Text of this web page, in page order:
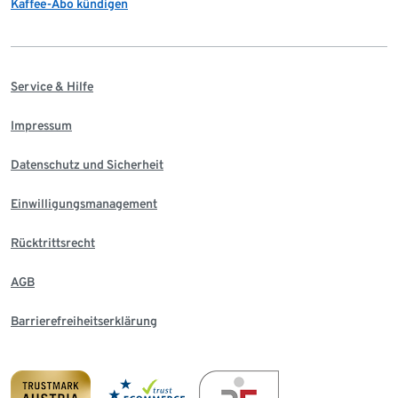
Kaffee-Abo kündigen
Service & Hilfe
Impressum
Datenschutz und Sicherheit
Einwilligungsmanagement
Rücktrittsrecht
AGB
Barrierefreiheitserklärung